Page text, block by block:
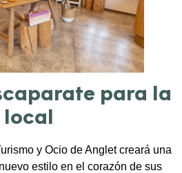
para la
y Ocio de Anglet creará una
estilo en el corazón de sus